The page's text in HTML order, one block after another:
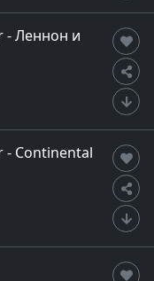
- Леннон и
- Continental